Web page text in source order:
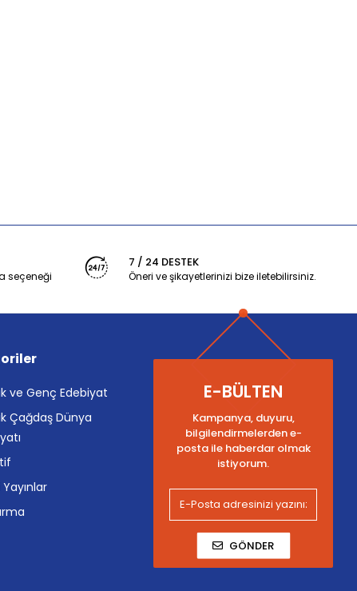
seçeneği
7 / 24 DESTEK
Öneri ve şikayetlerinizi bize iletebilirsiniz.
ve Genç Edebiyat
Çağdaş Dünya
E-BÜLTEN
Kampanya, duyuru,
bilgilendirmelerden e-
posta ile haberdar olmak
istiyorum.
GÖNDER